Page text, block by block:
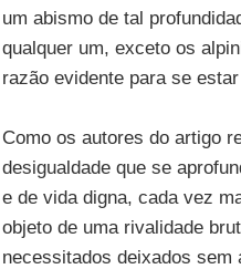
um abismo de tal
qualquer um, exceto os
razão evidente para se
Como os autores do artigo
desigualdade que se
e de vida digna, cada vez
objeto de uma rivalidade
necessitados deixados sem